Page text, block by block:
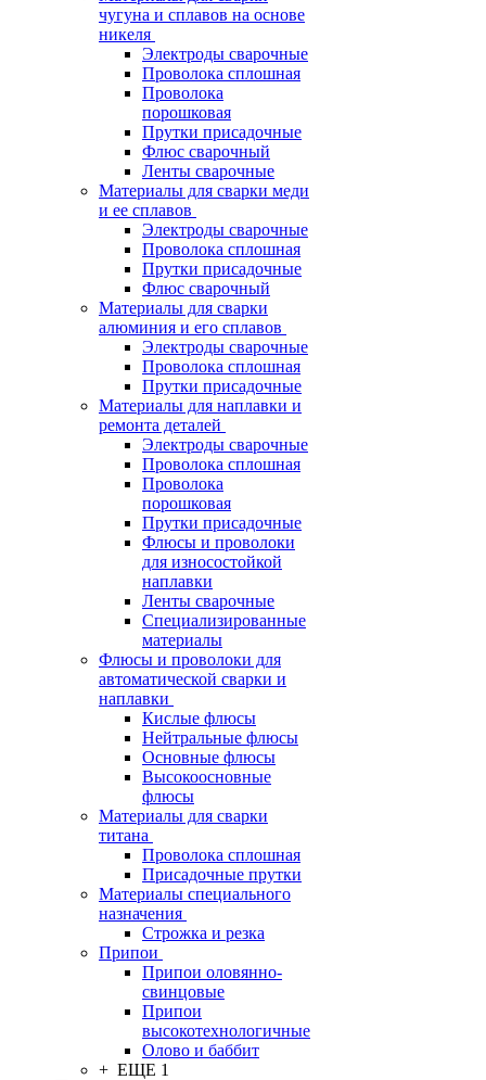
чугуна и сплавов на основе
никеля
Электроды сварочные
Проволока сплошная
Проволока
порошковая
Прутки присадочные
Флюс сварочный
Ленты сварочные
Материалы для сварки меди
и ее сплавов
Электроды сварочные
Проволока сплошная
Прутки присадочные
Флюс сварочный
Материалы для сварки
алюминия и его сплавов
Электроды сварочные
Проволока сплошная
Прутки присадочные
Материалы для наплавки и
ремонта деталей
Электроды сварочные
Проволока сплошная
Проволока
порошковая
Прутки присадочные
Флюсы и проволоки
для износостойкой
наплавки
Ленты сварочные
Специализированные
материалы
Флюсы и проволоки для
автоматической сварки и
наплавки
Кислые флюсы
Нейтральные флюсы
Основные флюсы
Высокоосновные
флюсы
Материалы для сварки
титана
Проволока сплошная
Присадочные прутки
Материалы специального
назначения
Строжка и резка
Припои
Припои оловянно-
свинцовые
Припои
высокотехнологичные
Олово и баббит
+ ЕЩЕ 1